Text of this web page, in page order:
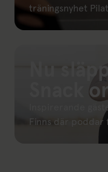
träningsnyhet
Nu
Snack
Inspirerande
Finns där poddar